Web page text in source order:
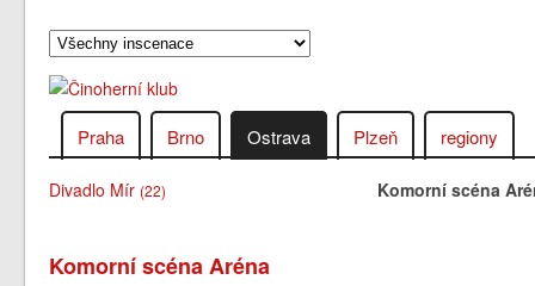
Praha Brno Ostrava Plzeň regiony
Divadlo Mír(22) Komorní scéna
Komorní scéna Aréna